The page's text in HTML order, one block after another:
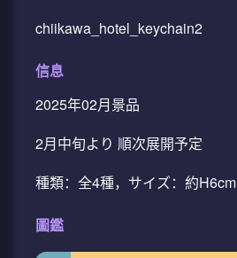
chiikawa_hotel_keychain2
信息
2025年02月景品
2月中旬より 順次展開予定
種類：全4種，サイズ：約H6cm
圖鑑